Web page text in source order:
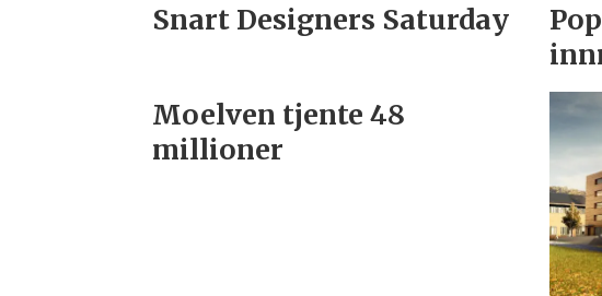
Snart Designers Saturday
Moelven tjente 48
millioner